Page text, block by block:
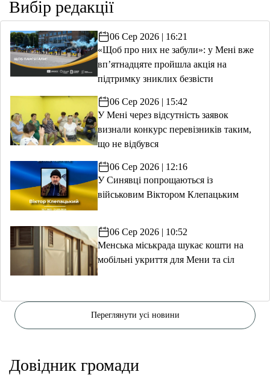
Вибір редакції
06 Сер 2026 | 16:21
«Щоб про них не забули»: у Мені вже
вп’ятнадцяте пройшла акція на
підтримку зниклих безвісти
06 Сер 2026 | 15:42
У Мені через відсутність заявок
визнали конкурс перевізників таким,
що не відбувся
06 Сер 2026 | 12:16
У Синявці попрощаються із
військовим Віктором Клепацьким
06 Сер 2026 | 10:52
Менська міськрада шукає кошти на
мобільні укриття для Мени та сіл
Переглянути усі новини
Довідник громади